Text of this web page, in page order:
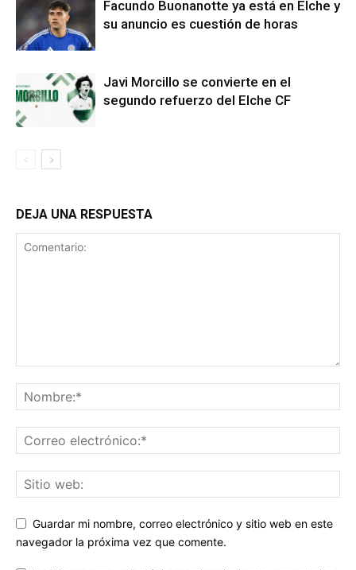
Facundo Buonanotte ya está en Elche y
su anuncio es cuestión de horas
Javi Morcillo se convierte en el
segundo refuerzo del Elche CF
DEJA UNA RESPUESTA
Guardar mi nombre, correo electrónico y sitio web en este
navegador la próxima vez que comente.